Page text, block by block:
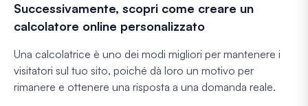
Successivamente, scopri come creare un
calcolatore online personalizzato
Una calcolatrice è uno dei modi migliori per mantenere i
visitatori sul tuo sito, poiché dà loro un motivo per
rimanere e ottenere una risposta a una domanda reale.